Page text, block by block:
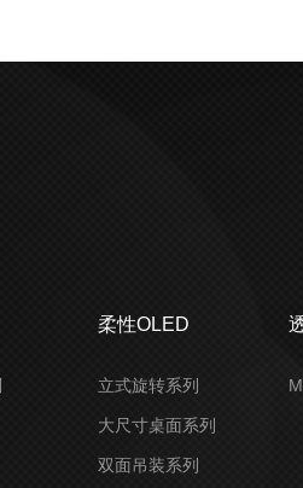
柔性OLED
立式旋转系列
大尺寸桌面系列
双面吊装系列